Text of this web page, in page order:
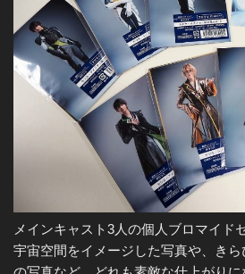
メインキャスト3人の個人ブロマイド
宇宙空間をイメージした写真や、き